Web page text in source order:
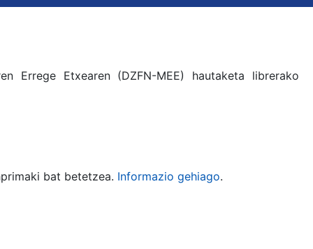
Errege Etxearen (DZFN-MEE) hautaketa librerako
bat betetzea. Informazio gehiago.